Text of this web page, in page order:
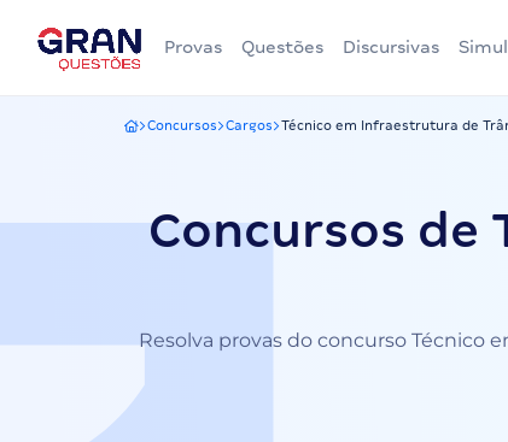
Provas Questões Discursivas
Gran Questões
Concursos Cargos Técnico em Infraestrutura de
Concursos
Resolva provas do concurso Técnico